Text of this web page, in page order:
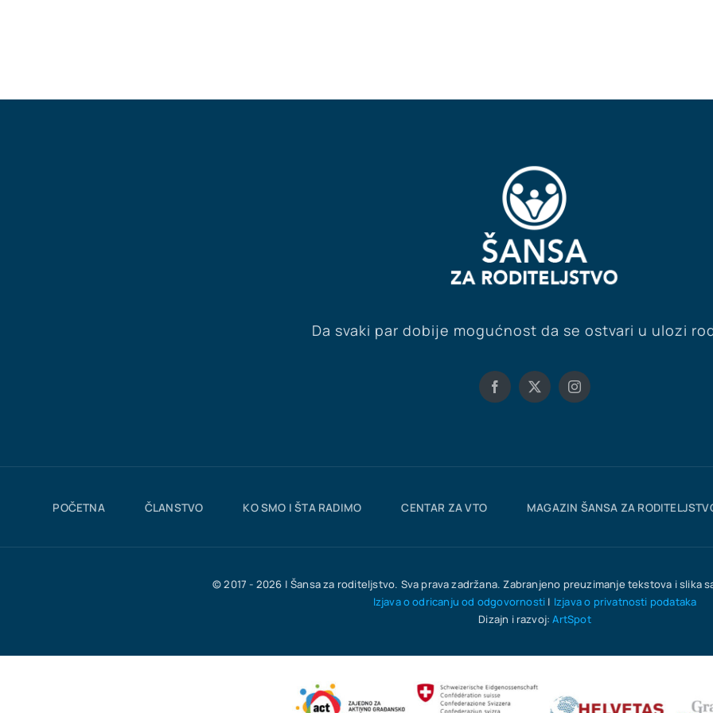
Da svaki par dobije mogućnost da se ostvari u ulozi
POČETNA ČLANSTVO KO SMO I ŠTA RADIMO CENTAR ZA VTO MAGAZIN ŠANSA ZA
© 2017 - 2026 | Šansa za roditeljstvo. Sva prava zadržana. Zabranjeno preuzimanje tekstova i slika
Izjava o odricanju od odgovornosti | Izjava o privatnosti podataka
Dizajn i razvoj:ArtSpot